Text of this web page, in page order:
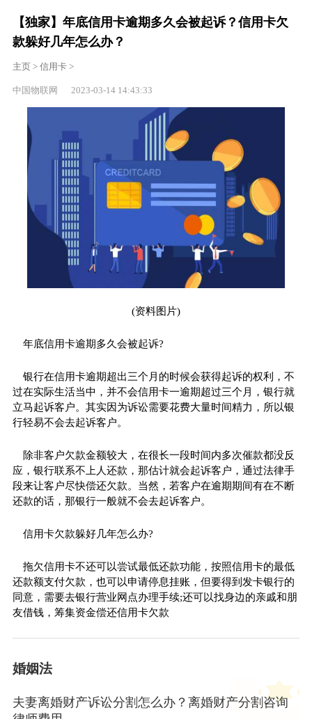
【独家】年底信用卡逾期多久会被起诉？信用卡欠
款躲好几年怎么办？
主页> 信用卡>
中国物联网 2023-03-14 14:43:33
(资料图片)
年底信用卡逾期多久会被起诉?
银行在信用卡逾期超出三个月的时候会获得起诉的权利，不
过在实际生活当中，并不会信用卡一逾期超过三个月，银行就
立马起诉客户。其实因为诉讼需要花费大量时间精力，所以银
行轻易不会去起诉客户。
除非客户欠款金额较大，在很长一段时间内多次催款都没反
应，银行联系不上人还款，那估计就会起诉客户，通过法律手
段来让客户尽快偿还欠款。当然，若客户在逾期期间有在不断
还款的话，那银行一般就不会去起诉客户。
信用卡欠款躲好几年怎么办?
拖欠信用卡不还可以尝试最低还款功能，按照信用卡的最低
还款额支付欠款，也可以申请停息挂账，但要得到发卡银行的
同意，需要去银行营业网点办理手续;还可以找身边的亲戚和朋
友借钱，筹集资金偿还信用卡欠款
婚姻法
夫妻离婚财产诉讼分割怎么办？离婚财产分割咨询